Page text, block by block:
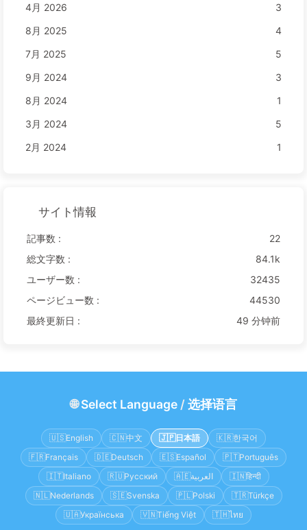
4月 2026
3
8月 2025
4
7月 2025
5
9月 2024
3
8月 2024
1
3月 2024
5
2月 2024
1
サイト情報
記事数 :
22
総文字数 :
84.1k
ユーザー数 :
32435
ページビュー数 :
44530
最終更新日 :
49 分钟前
🌐Select Language/ 选择语言
🇺🇸English 🇨🇳中文 🇯🇵 日本語 🇰🇷한국어
🇫🇷Français 🇩🇪Deutsch 🇪🇸Español 🇵🇹Português
🇮🇹Italiano 🇷🇺Русский 🇦🇪العربية 🇮🇳हिन्दी
🇳🇱Nederlands 🇸🇪Svenska 🇵🇱Polski 🇹🇷Türkçe
🇺🇦Українська 🇻🇳Tiếng Việt 🇹🇭ไทย